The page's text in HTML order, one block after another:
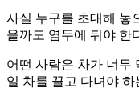
사실 누구를 초대해 놓
을까도 염두에 둬야 한
어떤 사람은 차가 너무
일 차를 끌고 다녀야